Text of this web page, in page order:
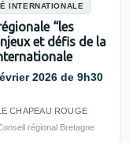
INTERNATIONALE
“les
et défis de la
2026 de 9h30
CHAPEAU ROUGE
régional Bretagne